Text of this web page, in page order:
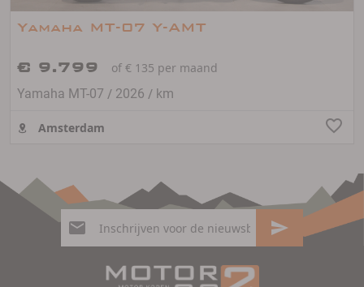
Yamaha MT-07 Y-AMT
€ 9.799
of € 135 per maand
Yamaha MT-07 / 2026 / km
Amsterdam